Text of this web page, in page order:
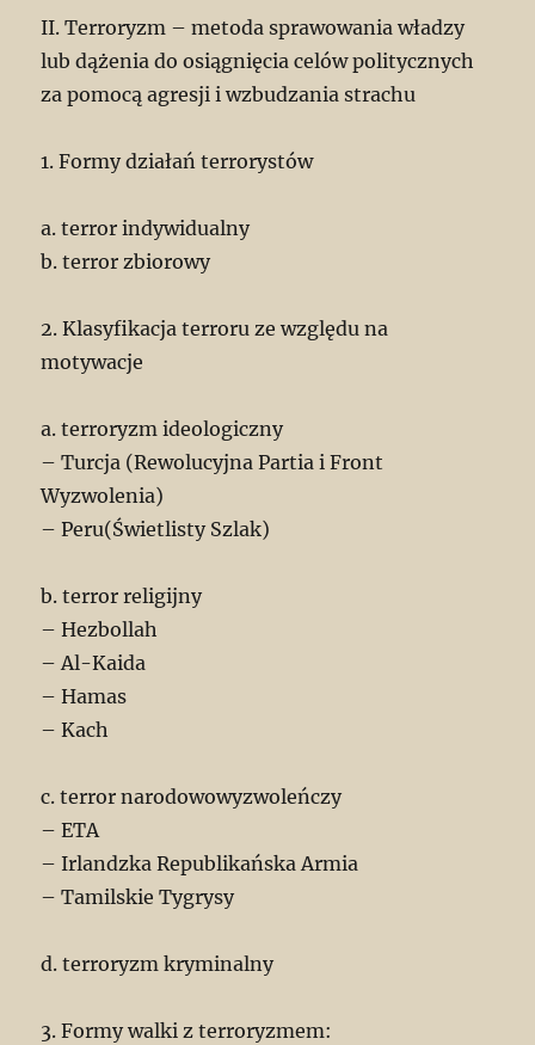
II. Terroryzm – metoda sprawowania władzy
lub dążenia do osiągnięcia celów politycznych
za pomocą agresji i wzbudzania strachu
1. Formy działań terrorystów
a. terror indywidualny
b. terror zbiorowy
2. Klasyfikacja terroru ze względu na
motywacje
a. terroryzm ideologiczny
– Turcja (Rewolucyjna Partia i Front
Wyzwolenia)
– Peru(Świetlisty Szlak)
b. terror religijny
– Hezbollah
– Al-Kaida
– Hamas
– Kach
c. terror narodowowyzwoleńczy
– ETA
– Irlandzka Republikańska Armia
– Tamilskie Tygrysy
d. terroryzm kryminalny
3. Formy walki z terroryzmem: